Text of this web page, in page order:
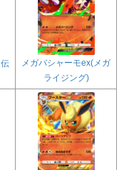
メガバシャーモex(メガ
ライジング)